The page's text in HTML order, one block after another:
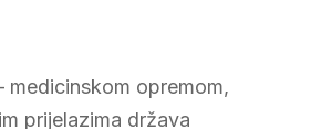
medicinskom opremom,
prijelazima država